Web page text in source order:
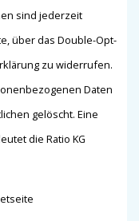
sind jederzeit
über das Double-Opt-
zu widerrufen.
Daten
gelöscht. Eine
die Ratio KG